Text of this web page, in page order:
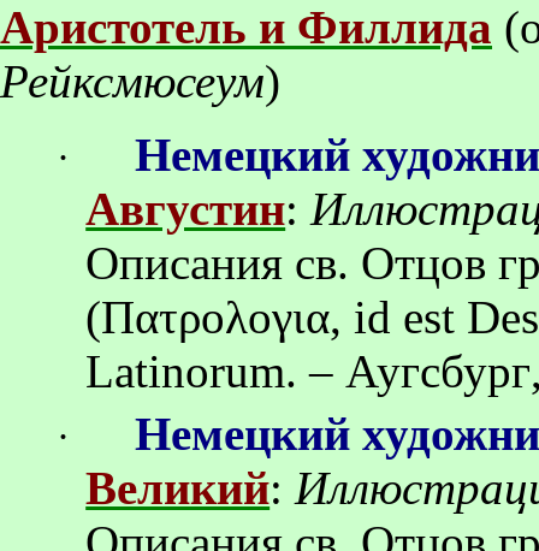
Аристотель и Филлида (
Рейксмюсеум)
·
Немецкий
Августин:
Описания св. Отцов
(Πατρολογια, id est
Latinorum. – Аугсбург
·
Немецкий
Великий: